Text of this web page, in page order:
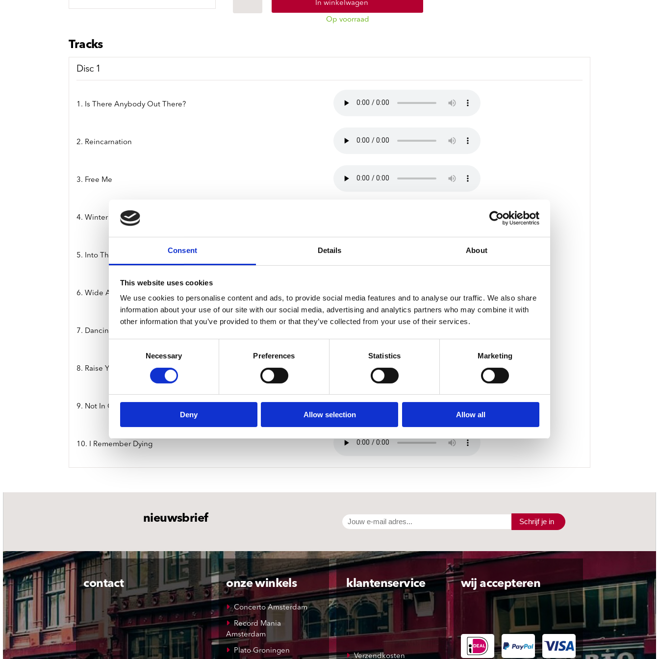
Consent Details About
This website uses cookies
We use cookies to personalise content and ads, to provide social media features and to analyse our traffic. We also share
information about your use of our site with our social media, advertising and analytics partners who may combine it with
other information that you’ve provided to them or that they’ve collected from your use of their services.
Necessary Preferences Statistics Marketing
Deny Allow selection Allow all
Plato 50 jaar Sale
In winkelwagen
Op voorraad
Tracks
Disc 1
1. Is There Anybody Out There?
2. Reincarnation
3. Free Me
4. Winter Is Coming
5. Into The Light
6. Wide Awake
7. Dancing In The Dark
8. Raise Your Head
9. Not In Our Name
10. I Remember Dying
nieuwsbrief Schrijf je in
contact onze winkels
Concerto Amsterdam
Record Mania
Amsterdam
Plato Groningen
klantenservice
Verzendkosten
wij accepteren